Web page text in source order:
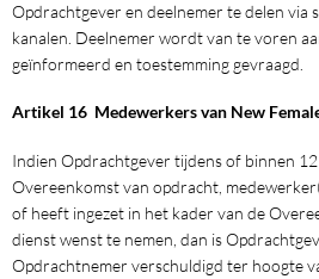
Opdrachtgever en deelnemer te delen via
kanalen. Deelnemer wordt van te voren
geïnformeerd en toestemming gevraagd.
Artikel 16 Medewerkers van New
Indien Opdrachtgever tijdens of binnen
Overeenkomst van opdracht,
of heeft ingezet in het kader van de
dienst wenst te nemen, dan is
Opdrachtnemer verschuldigd ter hoogte